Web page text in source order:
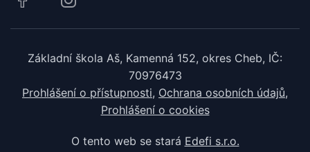
Základní škola Aš, Kamenná 152, okres Cheb, IČ:
70976473
Prohlášení o přístupnosti Ochrana osobních údajů
Prohlášení o cookies
O tento web se stará Edefi s.r.o.